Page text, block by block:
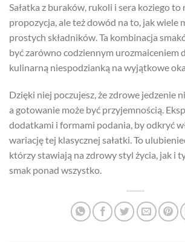
Sałatka z buraków, rukoli i sera koziego to
propozycja, ale też dowód na to, jak wiele
prostych składników. Ta kombinacja
być zarówno codziennym urozmaiceniem
kulinarną niespodzianką na wyjątkowe
Dzięki niej poczujesz, że zdrowe jedzenie
a gotowanie może być przyjemnością.
dodatkami i formami podania, by odkryć
wariację tej klasycznej sałatki. To
którzy stawiają na zdrowy styl życia, jak i
smak ponad wszystko.